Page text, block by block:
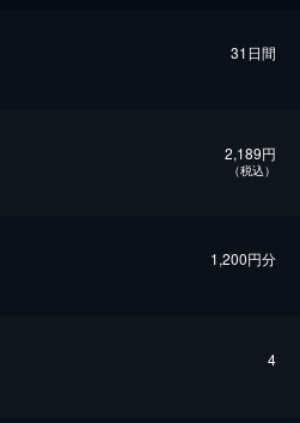
31日間
2,189円
（税込）
1,200円分
4